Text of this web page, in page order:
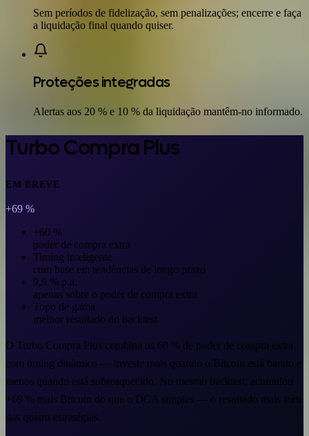
Sem períodos de fidelização, sem penalizações; encerre e faça
a liquidação final quando quiser.
Proteções integradas
Alertas aos 20 % e 10 % da liquidação mantêm-no informado.
Turbo Compra Plus
EM BREVE
+69 %
+60 %
poder de compra extra
Timing inteligente
com base em tendências de longo prazo
9,9 % p.a.
apenas sobre o poder de compra extra
Topo de gama
melhor resultado do backtest
O Turbo Compra Plus combina os 60 % de poder de compra extra
com timing dinâmico — investe mais quando o Bitcoin está barato e
menos quando está sobreaquecido. No mesmo backtest, acumulou
+69 % mais Bitcoin do que o DCA simples — o resultado mais forte
das quatro estratégias.